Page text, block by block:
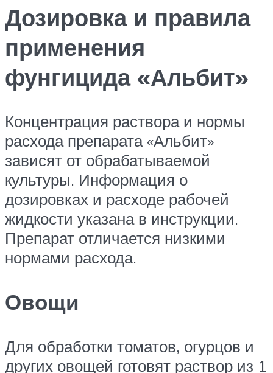
Дозировка и правила
применения
фунгицида «Альбит»
Концентрация раствора и нормы
расхода препарата «Альбит»
зависят от обрабатываемой
культуры. Информация о
дозировках и расходе рабочей
жидкости указана в инструкции.
Препарат отличается низкими
нормами расхода.
Овощи
Для обработки томатов, огурцов и
других овощей готовят раствор из 1